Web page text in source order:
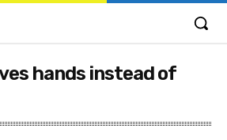
hands instead of